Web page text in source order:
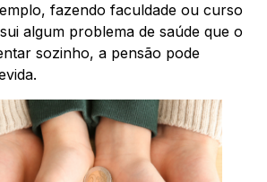
fazendo faculdade ou curso
algum problema de saúde que o
sozinho, a pensão pode